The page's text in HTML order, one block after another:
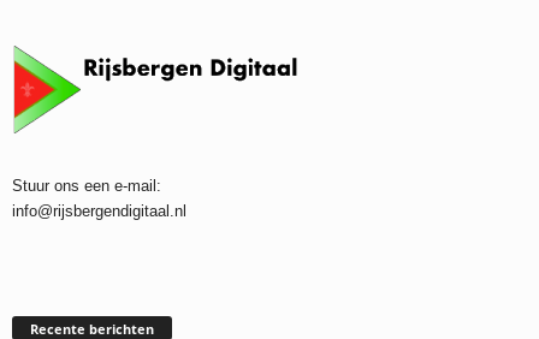
Stuur ons een e-mail:
info@rijsbergendigitaal.nl
Recente berichten